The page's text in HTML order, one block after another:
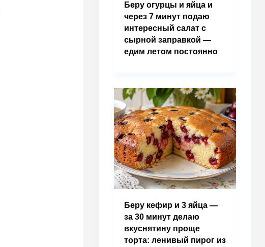
Беру огурцы и яйца и
через 7 минут подаю
интересный салат с
сырной заправкой —
едим летом постоянно
Беру кефир и 3 яйца —
за 30 минут делаю
вкуснятину проще
торта: ленивый пирог из